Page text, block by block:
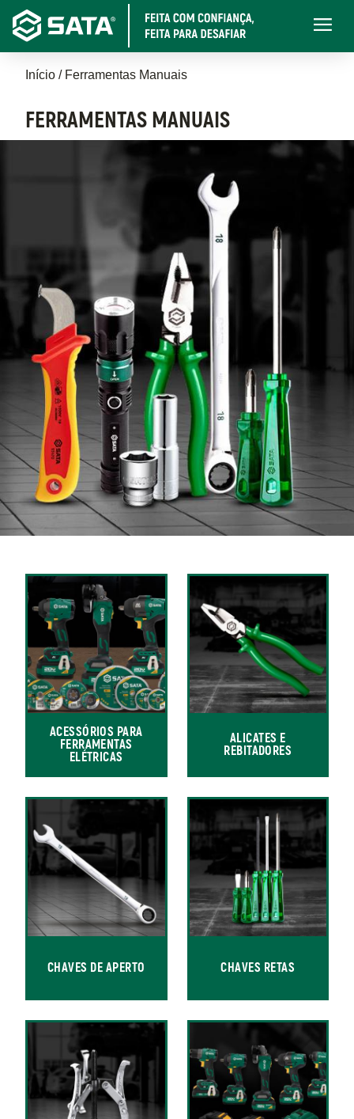
Pular
para
o
conteúdo
Main
Trilha
de
navegação
Início Ferramentas Manuais
FERRAMENTAS MANUAIS
ACESSÓRIOS PARA
FERRAMENTAS
ELÉTRICAS
ALICATES E
REBITADORES
CHAVES DE APERTO CHAVES RETAS